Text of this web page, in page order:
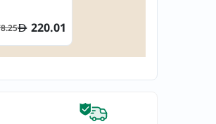
activise
acuvue
220.01